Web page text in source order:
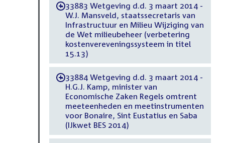
-33883 Wetgeving d.d. 3 maart 2014 -
W.J. Mansveld, staatssecretaris van
Infrastructuur en Milieu Wijziging van
de Wet milieubeheer (verbetering
kostenvereveningssysteem in titel
15.13)
-33884 Wetgeving d.d. 3 maart 2014 -
H.G.J. Kamp, minister van
Economische Zaken Regels omtrent
meeteenheden en meetinstrumenten
voor Bonaire, Sint Eustatius en Saba
(IJkwet BES 2014)